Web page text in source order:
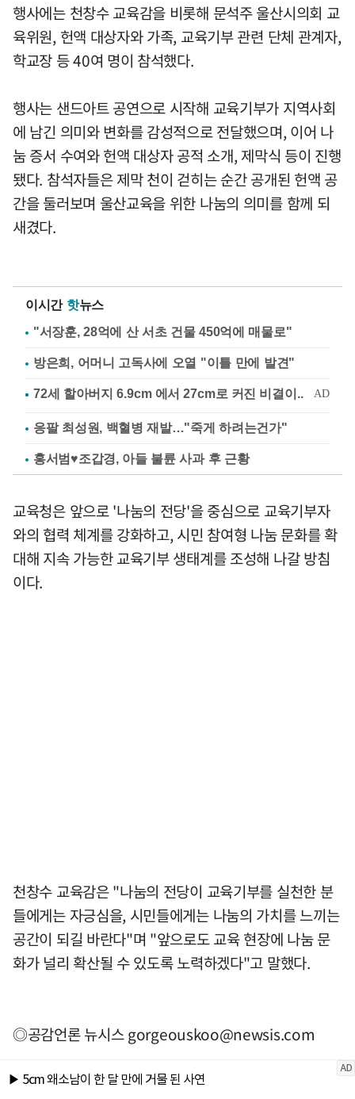
행사에는 천창수 교육감을 비롯해 문석주 울산시의회 교
육위원, 헌액 대상자와 가족, 교육기부 관련 단체 관계자,
학교장 등 40여 명이 참석했다.
행사는 샌드아트 공연으로 시작해 교육기부가 지역사회
에 남긴 의미와 변화를 감성적으로 전달했으며, 이어 나
눔 증서 수여와 헌액 대상자 공적 소개, 제막식 등이 진행
됐다. 참석자들은 제막 천이 걷히는 순간 공개된 헌액 공
간을 둘러보며 울산교육을 위한 나눔의 의미를 함께 되
새겼다.
이시간 핫뉴스
"서장훈, 28억에 산 서초 건물 450억에 매물로"
방은희, 어머니 고독사에 오열 "이틀 만에 발견"
응팔 최성원, 백혈병 재발…"죽게 하려는건가"
홍서범♥조갑경, 아들 불륜 사과 후 근황
교육청은 앞으로 '나눔의 전당'을 중심으로 교육기부자
와의 협력 체계를 강화하고, 시민 참여형 나눔 문화를 확
대해 지속 가능한 교육기부 생태계를 조성해 나갈 방침
이다.
천창수 교육감은 "나눔의 전당이 교육기부를 실천한 분
들에게는 자긍심을, 시민들에게는 나눔의 가치를 느끼는
공간이 되길 바란다"며 "앞으로도 교육 현장에 나눔 문
화가 널리 확산될 수 있도록 노력하겠다"고 말했다.
◎공감언론 뉴시스gorgeouskoo@newsis.com